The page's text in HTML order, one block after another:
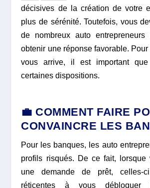
décisives de la création de votre
plus de sérénité. Toutefois, vous
de nombreux auto
obtenir une réponse favorable.
vous arrive, il est important
certaines dispositions.
💼 COMMENT FAIRE
CONVAINCRE LES
Pour les banques, les auto
profils risqués. De ce fait, lorsque
une demande de prêt, celles-
réticentes à vous débloquer